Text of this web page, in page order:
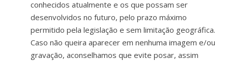
conhecidos atualmente e os que possam ser
desenvolvidos no futuro, pelo prazo máximo
permitido pela legislação e sem limitação geográfica.
Caso não queira aparecer em nenhuma imagem e/ou
gravação, aconselhamos que evite posar, assim